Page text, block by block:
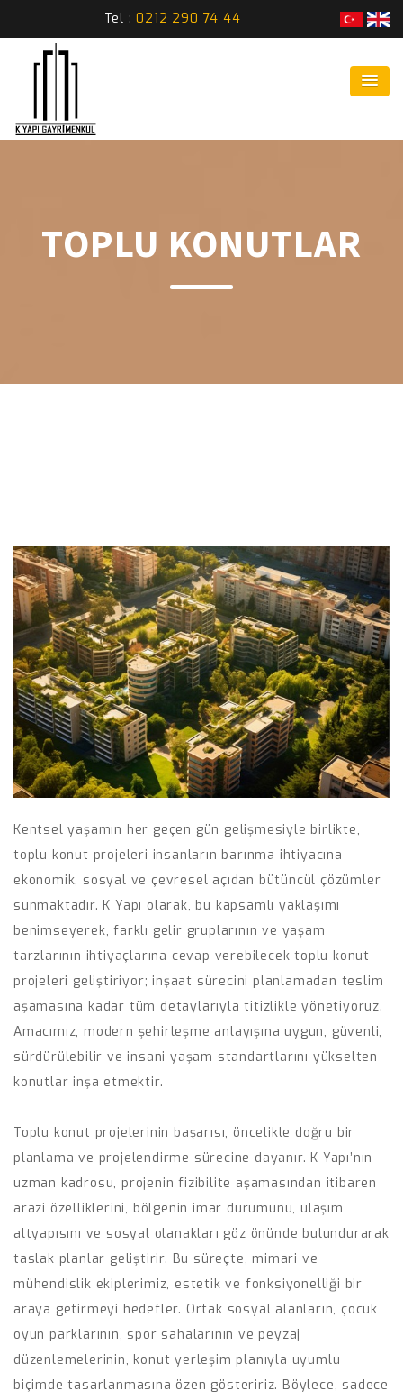
Tel :0212 290 74 44
TOPLU KONUTLAR
Kentsel yaşamın her geçen gün gelişmesiyle birlikte,
toplu konut projeleri insanların barınma ihtiyacına
ekonomik, sosyal ve çevresel açıdan bütüncül çözümler
sunmaktadır. K Yapı olarak, bu kapsamlı yaklaşımı
benimseyerek, farklı gelir gruplarının ve yaşam
tarzlarının ihtiyaçlarına cevap verebilecek toplu konut
projeleri geliştiriyor; inşaat sürecini planlamadan teslim
aşamasına kadar tüm detaylarıyla titizlikle yönetiyoruz.
Amacımız, modern şehirleşme anlayışına uygun, güvenli,
sürdürülebilir ve insani yaşam standartlarını yükselten
konutlar inşa etmektir.
Toplu konut projelerinin başarısı, öncelikle doğru bir
planlama ve projelendirme sürecine dayanır. K Yapı’nın
uzman kadrosu, projenin fizibilite aşamasından itibaren
arazi özelliklerini, bölgenin imar durumunu, ulaşım
altyapısını ve sosyal olanakları göz önünde bulundurarak
taslak planlar geliştirir. Bu süreçte, mimari ve
mühendislik ekiplerimiz, estetik ve fonksiyonelliği bir
araya getirmeyi hedefler. Ortak sosyal alanların, çocuk
oyun parklarının, spor sahalarının ve peyzaj
düzenlemelerinin, konut yerleşim planıyla uyumlu
biçimde tasarlanmasına özen gösteririz. Böylece, sadece